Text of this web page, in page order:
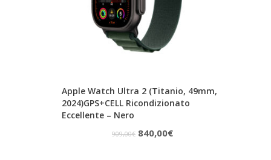
Apple Watch Ultra 2 (Titanio, 49mm,
2024)GPS+CELL Ricondizionato
Eccellente – Nero
909,00€ Il
840,00€Il